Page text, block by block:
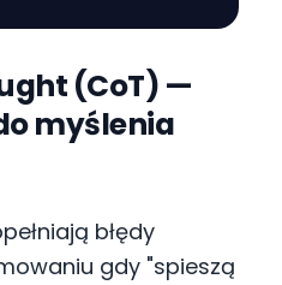
(CoT) —
myślenia
błędy
gdy "spieszą